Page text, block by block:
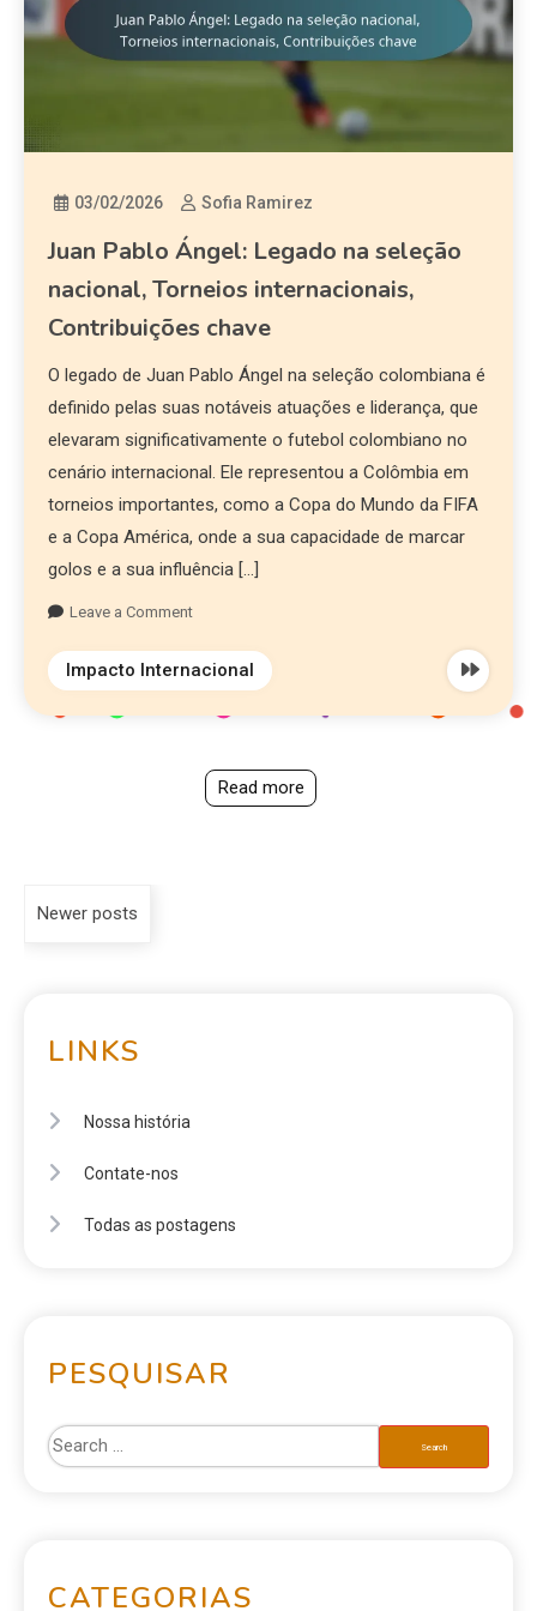
03/02/2026 Sofia Ramirez
Juan Pablo Ángel: Legado na seleção
nacional, Torneios internacionais,
Contribuições chave
O legado de Juan Pablo Ángel na seleção colombiana é
definido pelas suas notáveis atuações e liderança, que
elevaram significativamente o futebol colombiano no
cenário internacional. Ele representou a Colômbia em
torneios importantes, como a Copa do Mundo da FIFA
e a Copa América, onde a sua capacidade de marcar
golos e a sua influência […]
Leave a Comment
Impacto Internacional
Read more
Newer posts
LINKS
Nossa história
Contate-nos
Todas as postagens
PESQUISAR
CATEGORIAS